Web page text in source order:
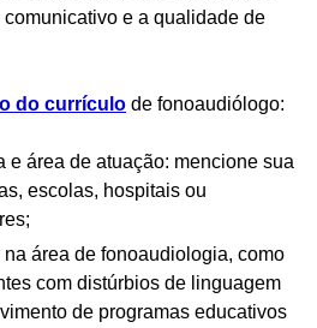
e a qualidade de
do currículo de fonoaudiólogo:
e área de atuação: mencione sua
escolas, hospitais ou
área de fonoaudiologia, como
com distúrbios de linguagem
de programas educativos